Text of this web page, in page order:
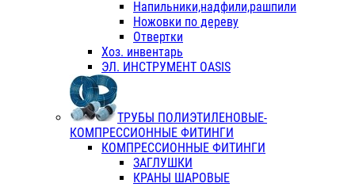
Напильники,надфили,рашпили
Ножовки по дереву
Отвертки
Хоз. инвентарь
ЭЛ. ИНСТРУМЕНТ OASIS
ТРУБЫ ПОЛИЭТИЛЕНОВЫЕ-
КОМПРЕССИОННЫЕ ФИТИНГИ
КОМПРЕССИОННЫЕ ФИТИНГИ
ЗАГЛУШКИ
КРАНЫ ШАРОВЫЕ